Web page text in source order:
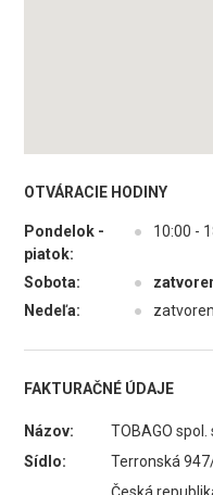
OTVÁRACIE HODINY
Pondelok -
piatok:
● 10:00 -
Sobota: ●
Nedeľa:
●
FAKTURAČNÉ ÚDAJE
Názov:
TOBAGO spol.
Sídlo:
Terronská